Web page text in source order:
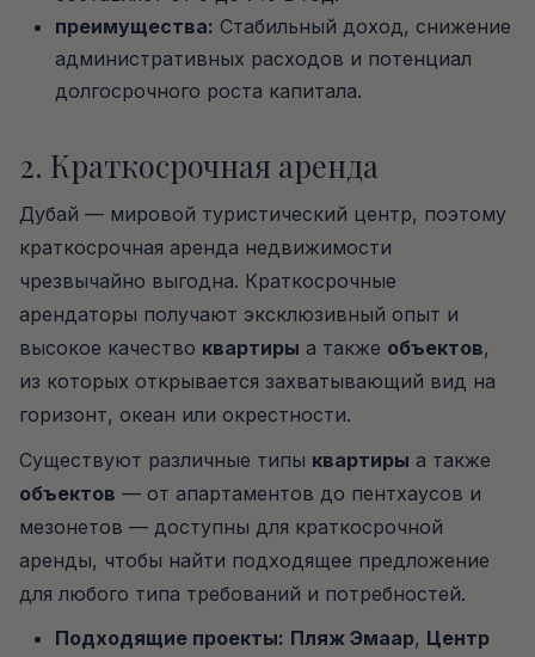
преимущества: Стабильный доход, снижение
административных расходов и потенциал
долгосрочного роста капитала.
2. Краткосрочная аренда
Дубай — мировой туристический центр, поэтому
краткосрочная аренда недвижимости
чрезвычайно выгодна. Краткосрочные
арендаторы получают эксклюзивный опыт и
высокое качество квартиры а также объектов,
из которых открывается захватывающий вид на
горизонт, океан или окрестности.
Существуют различные типы квартиры а также
объектов — от апартаментов до пентхаусов и
мезонетов — доступны для краткосрочной
аренды, чтобы найти подходящее предложение
для любого типа требований и потребностей.
Подходящие проекты: Пляж Эмаар, Центр